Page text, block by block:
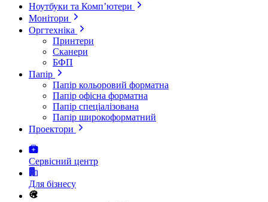
Ноутбуки та Комп’ютери
Монітори
Оргтехніка
Принтери
Сканери
БФП
Папір
Папір кольоровий форматна
Папір офісна форматна
Папір спеціалізована
Папір широкоформатний
Проектори
Сервісний центр
Для бізнесу